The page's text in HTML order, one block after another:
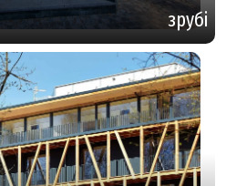
зрубі